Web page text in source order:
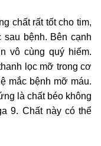
chất rất tốt cho tim,
bệnh. Bên cạnh
vô cùng quý hiếm.
lọc mỡ trong cơ
mắc bệnh mỡ máu.
là chất béo không
9. Chất này có thể